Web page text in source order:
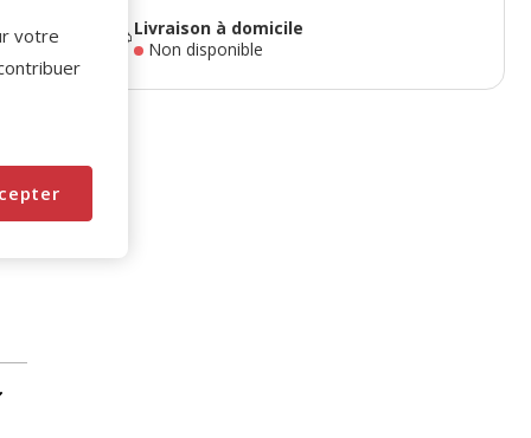
Livraison à domicile
Non disponible
votre